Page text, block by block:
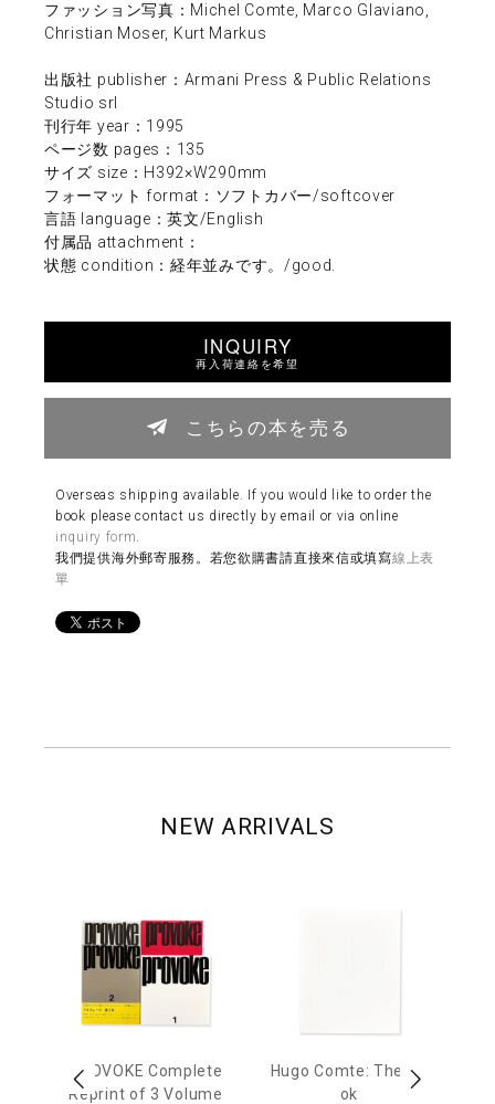
ファッション写真：Michel Comte, Marco Glaviano,
Christian Moser, Kurt Markus
出版社 publisher：Armani Press & Public Relations
Studio srl
刊行年 year：1995
ページ数 pages：135
サイズ size：H392×W290mm
フォーマット format：ソフトカバー/softcover
言語 language：英文/English
付属品 attachment：
状態 condition：経年並みです。/good.
INQUIRY
再入荷連絡を希望
こちらの本を売る
Overseas shipping available. If you would like to order the
book please contact us directly by email or via online
inquiry form.
我們提供海外郵寄服務。若您欲購書請直接來信或填寫線上表
單
NEW ARRIVALS
PROVOKE Complete
Reprint of 3 Volume
Hugo Comte: The Bo
ok